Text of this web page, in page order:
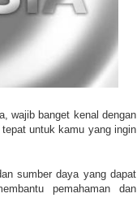
wajib banget kenal dengan
untuk kamu yang ingin
sumber daya yang dapat
pemahaman dan